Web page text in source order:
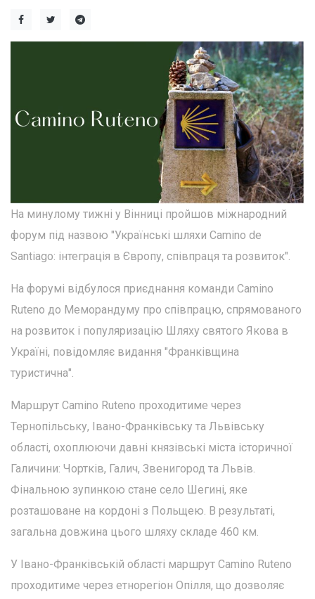
На минулому тижні у Вінниці пройшов міжнародний
форум під назвою "Українські шляхи Camino de
Santiago: інтеграція в Європу, співпраця та розвиток".
На форумі відбулося приєднання команди Camino
Ruteno до Меморандуму про співпрацю, спрямованого
на розвиток і популяризацію Шляху святого Якова в
Україні, повідомляє видання "Франківщина
туристична".
Маршрут Camino Ruteno проходитиме через
Тернопільську, Івано-Франківську та Львівську
області, охоплюючи давні князівські міста історичної
Галичини: Чортків, Галич, Звенигород та Львів.
Фінальною зупинкою стане село Шегині, яке
розташоване на кордоні з Польщею. В результаті,
загальна довжина цього шляху складе 460 км.
У Івано-Франківській області маршрут Camino Ruteno
проходитиме через етнорегіон Опілля, що дозволяє